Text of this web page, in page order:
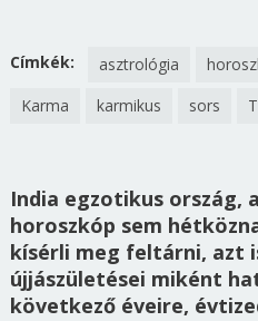
Címkék: asztrológia
Karma
karmikus sors
India egzotikus ország,
horoszkóp sem
kísérli meg feltárni, azt
újjászületései miként
következő éveire,